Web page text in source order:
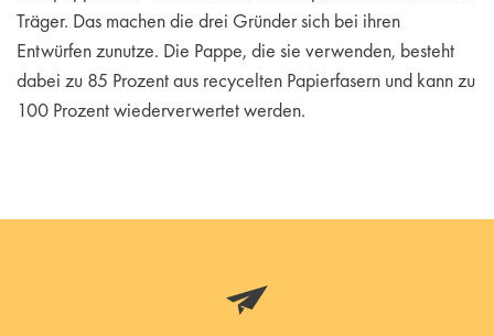
Träger. Das machen die drei Gründer sich bei ihren
Entwürfen zunutze. Die Pappe, die sie verwenden, besteht
dabei zu 85 Prozent aus recycelten Papierfasern und kann zu
100 Prozent wiederverwertet werden.